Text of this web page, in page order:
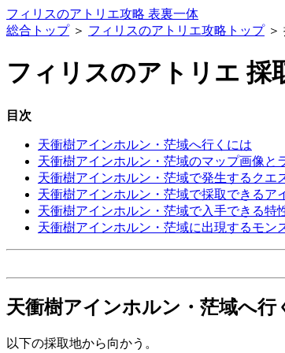
フィリスのアトリエ攻略 表裏一体
総合トップ＞ フィリスのアトリエ攻略トップ＞
フィリスのアトリエ 採
目次
天衝樹アインホルン・茫域へ行くには
天衝樹アインホルン・茫域のマップ画像
天衝樹アインホルン・茫域で発生するクエ
天衝樹アインホルン・茫域で採取できるア
天衝樹アインホルン・茫域で入手できる特
天衝樹アインホルン・茫域に出現するモン
天衝樹アインホルン・茫域へ行
以下の採取地から向かう。